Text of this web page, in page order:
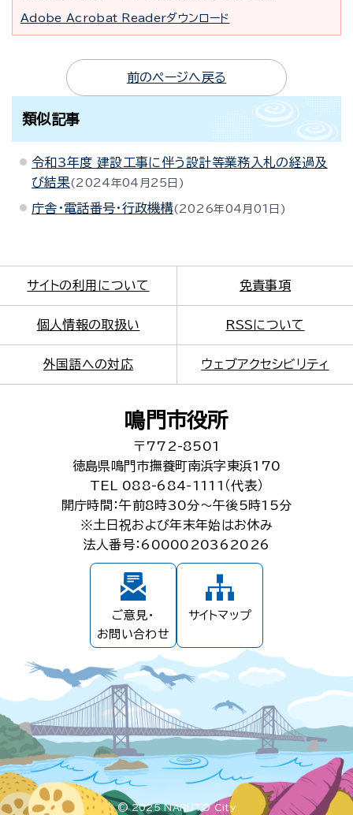
Adobe Acrobat Readerダウンロード
前のページへ戻る
類似記事
令和3年度 建設工事に伴う設計等業務入札の経過及
び結果 2024年04月25日
庁舎・電話番号・行政機構 2026年04月01日
サイトの利用について 免責事項
個人情報の取扱い RSSについて
外国語への対応 ウェブアクセシビリティ
鳴門市役所
〒772-8501
徳島県鳴門市撫養町南浜字東浜170
TEL 088-684-1111（代表）
開庁時間：午前8時30分～午後5時15分
※土日祝および年末年始はお休み
法人番号：6000020362026
ご意見・
お問い合わせ
サイトマップ
© 2025 NARUTO City